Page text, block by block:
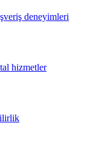
deneyimleri
hizmetler